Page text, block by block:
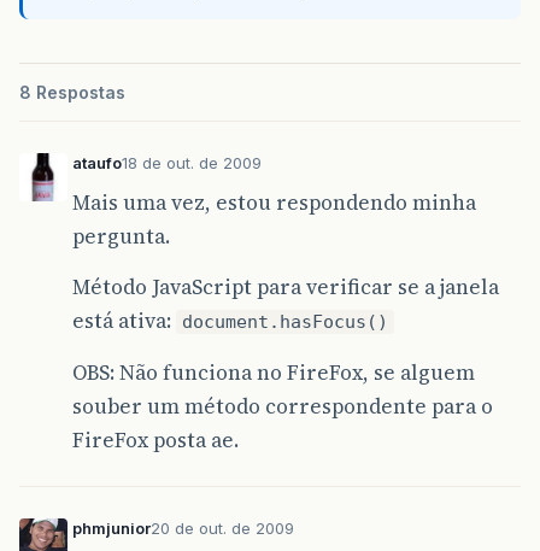
8 Respostas
ataufo18 de out. de 2009
Mais uma vez, estou respondendo minha
pergunta.
Método JavaScript para verificar se a janela
está ativa:
document.hasFocus()
OBS: Não funciona no FireFox, se alguem
souber um método correspondente para o
FireFox posta ae.
phmjunior20 de out. de 2009